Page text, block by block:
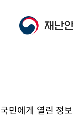
국민에게 열린 정